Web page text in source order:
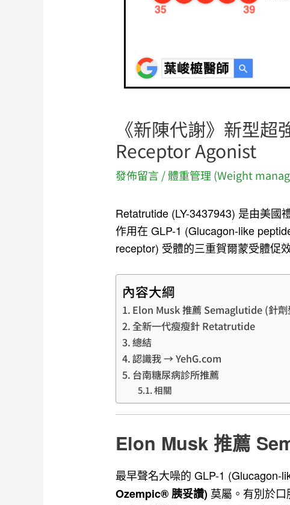
《新陳代謝》新型
Receptor Agonist
發佈留言 /體重管理 (Weight
Retatrutide (LY-3437943) 是由美
作用在 GLP-1 (Glucagon-like
receptor) 受體的三重賀爾蒙受體促
內容大綱
Elon Musk 推薦 Semaglutide (針
全新一代瘦瘦針 Retatrutide
總結
認識我 → YehG.com
台南糖尿病診所推薦
相關
Elon Musk 推薦
最早聲名大噪的 GLP-1
Ozempic® 胰妥讚) 莫屬。有別於